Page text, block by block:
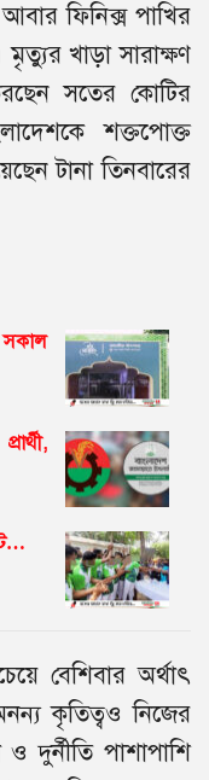
ফিনিক্স পাখির
খাড়া সারাক্ষণ
সতের কোটির
শক্তপোক্ত
টানা তিনবারের
সকাল
বেশিবার অর্থাৎ
কৃতিত্বও নিজের
দুর্নীতি পাশাপাশি